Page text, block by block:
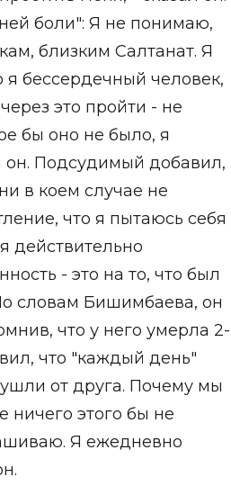
боли": Я не понимаю,
близким Салтанат. Я
я бессердечный человек,
это пройти - не
бы оно не было, я
он. Подсудимый добавил,
в коем случае не
что я пытаюсь себя
действительно
- это на то, что был
словам Бишимбаева, он
что у него умерла 2-
что "каждый день"
от друга. Почему мы
ничего этого бы не
Я ежедневно